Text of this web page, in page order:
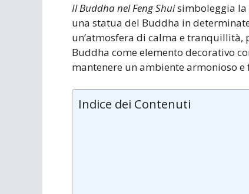
Il Buddha nel Feng Shuisimboleggia la
una statua del Buddha in
un’atmosfera di calma e
Buddha come elemento decorativo
mantenere un ambiente armonioso
Indice dei Contenuti